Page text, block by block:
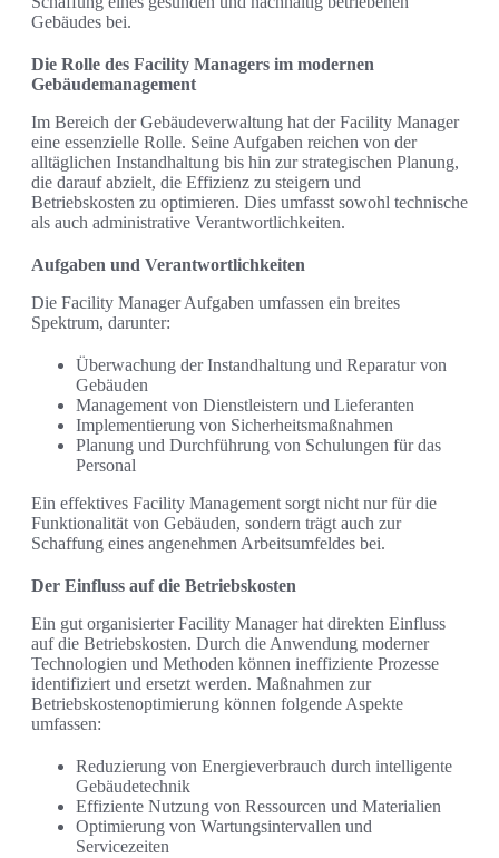
Gebäudes bei.
Die Rolle des Facility Managers im modernen
Gebäudemanagement
Im Bereich der Gebäudeverwaltung hat der Facility Manager
eine essenzielle Rolle. Seine Aufgaben reichen von der
alltäglichen Instandhaltung bis hin zur strategischen Planung,
die darauf abzielt, die Effizienz zu steigern und
Betriebskosten zu optimieren. Dies umfasst sowohl technische
als auch administrative Verantwortlichkeiten.
Aufgaben und Verantwortlichkeiten
Die Facility Manager Aufgaben umfassen ein breites
Spektrum, darunter:
Überwachung der Instandhaltung und Reparatur von
Gebäuden
Management von Dienstleistern und Lieferanten
Implementierung von Sicherheitsmaßnahmen
Planung und Durchführung von Schulungen für das
Personal
Ein effektives Facility Management sorgt nicht nur für die
Funktionalität von Gebäuden, sondern trägt auch zur
Schaffung eines angenehmen Arbeitsumfeldes bei.
Der Einfluss auf die Betriebskosten
Ein gut organisierter Facility Manager hat direkten Einfluss
auf die Betriebskosten. Durch die Anwendung moderner
Technologien und Methoden können ineffiziente Prozesse
identifiziert und ersetzt werden. Maßnahmen zur
Betriebskostenoptimierung können folgende Aspekte
umfassen:
Reduzierung von Energieverbrauch durch intelligente
Gebäudetechnik
Effiziente Nutzung von Ressourcen und Materialien
Optimierung von Wartungsintervallen und
Servicezeiten